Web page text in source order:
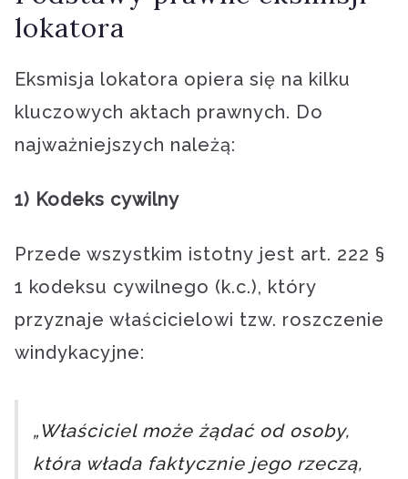
lokatora
Eksmisja lokatora opiera się na kilku
kluczowych aktach prawnych. Do
najważniejszych należą:
1) Kodeks cywilny
Przede wszystkim istotny jest art. 222 §
1 kodeksu cywilnego (k.c.), który
przyznaje właścicielowi tzw. roszczenie
windykacyjne:
„Właściciel może żądać od osoby,
która włada faktycznie jego rzeczą,